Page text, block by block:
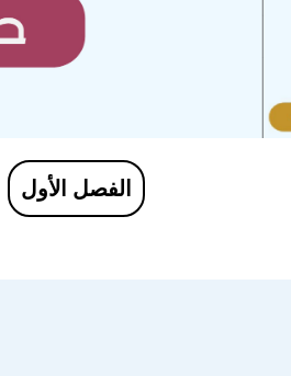
الفصل الأول